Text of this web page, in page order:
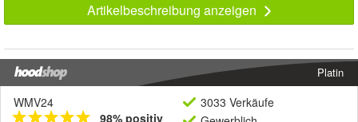
Artikelbeschreibung anzeigen
Platin
WMV24
98% positiv
3033 Verkäufe